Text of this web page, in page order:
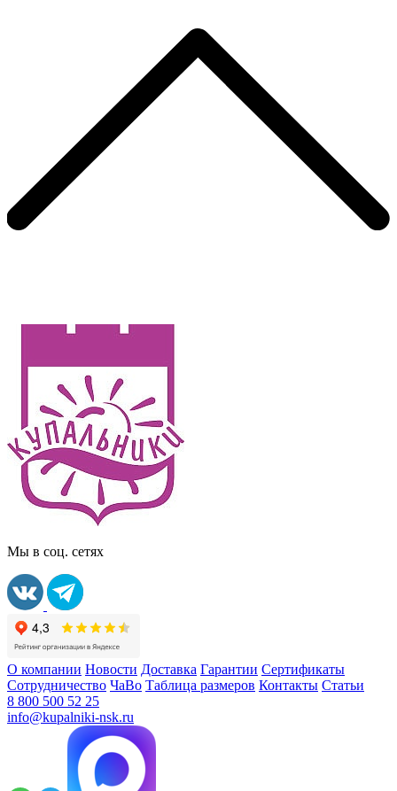
Мы в соц. сетях
О компании Новости Доставка Гарантии Сертификаты
Сотрудничество ЧаВо Таблица размеров Контакты Статьи
8 800 500 52 25
info@kupalniki-nsk.ru